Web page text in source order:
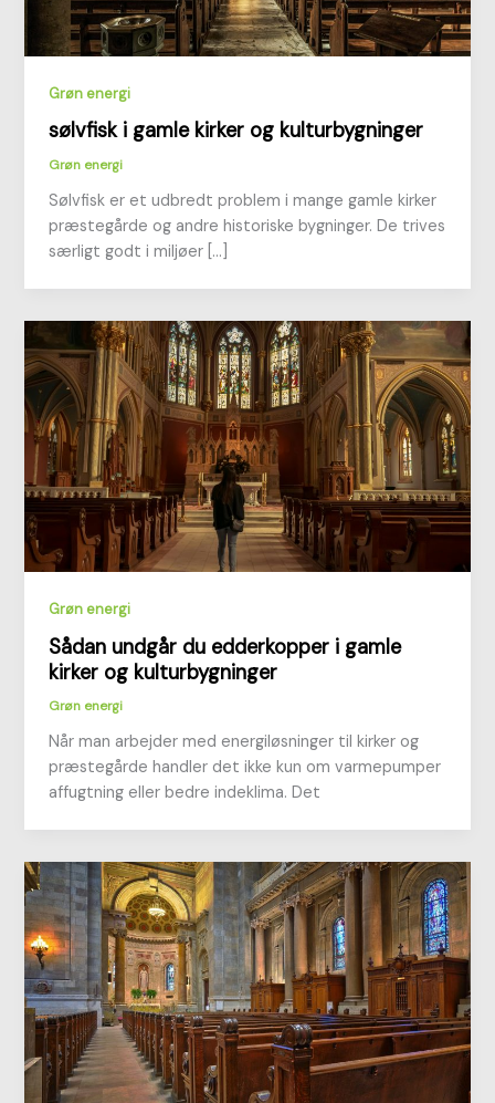
Grøn energi
sølvfisk i gamle kirker og kulturbygninger
Grøn energi
Sølvfisk er et udbredt problem i mange gamle kirker
præstegårde og andre historiske bygninger. De trives
særligt godt i miljøer […]
Grøn energi
Sådan undgår du edderkopper i gamle
kirker og kulturbygninger
Grøn energi
Når man arbejder med energiløsninger til kirker og
præstegårde handler det ikke kun om varmepumper
affugtning eller bedre indeklima. Det